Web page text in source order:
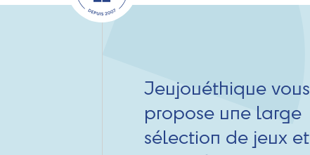
Jeujouéthique vous
propose une large
sélection de jeux et